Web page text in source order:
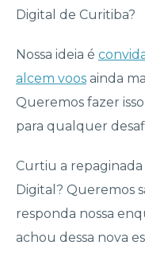
Digital de Curitiba?
Nossa ideia é
alcem voos ainda
Queremos fazer
para qualquer
Curtiu a
Digital? Queremos
responda nossa
achou dessa nova